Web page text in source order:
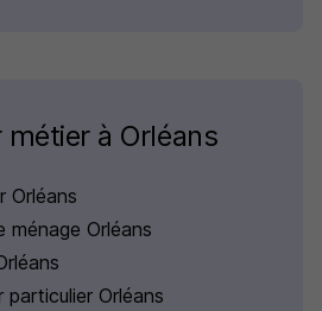
à Orléans
Orléans
ménage Orléans
particulier Orléans